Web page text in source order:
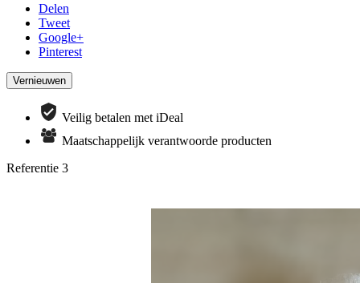
Delen
Tweet
Google+
Pinterest
Veilig betalen met iDeal
Maatschappelijk verantwoorde producten
Referentie 3